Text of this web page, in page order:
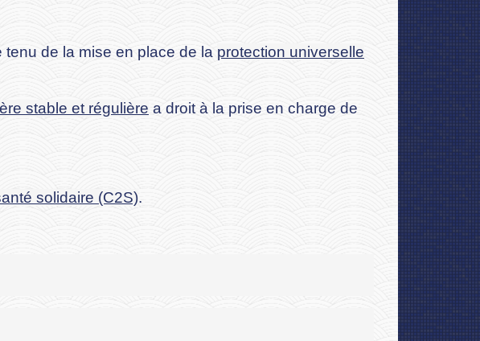
de la mise en place de la protection universelle
stable et régulière a droit à la prise en charge de
solidaire (C2S).